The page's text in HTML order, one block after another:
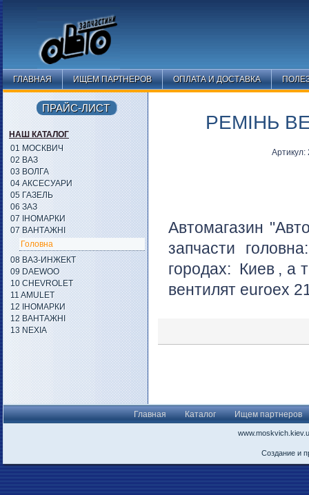
ГЛАВНАЯ ИЩЕМ ПАРТНЕРОВ ОПЛАТА И ДОСТАВКА
РЕМІНЬ
Автомагазин
запчасти
городах: Киев , а
вентилят euroex
ПРАЙС-ЛИСТ
НАШ КАТАЛОГ
01 МОСКВИЧ
02 ВАЗ
03 ВОЛГА
04 АКСЕСУАРИ
05 ГАЗЕЛЬ
06 ЗАЗ
07 ІНОМАРКИ
07 ВАНТАЖНІ
Головна
08 ВАЗ-ИНЖЕКТ
09 DAEWOO
10 CHEVROLET
11 AMULET
12 ІНОМАРКИ
12 ВАНТАЖНІ
13 NEXIA
Главная Каталог Ищем партнеров
Создание и